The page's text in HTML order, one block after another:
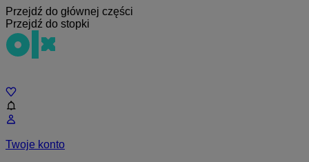
Przejdź do głównej części
Przejdź do stopki
Twoje konto